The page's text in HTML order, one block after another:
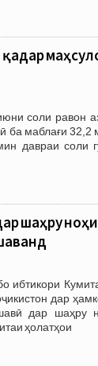
соли равон аз
ба маблағи
давраи соли
шаҳру
дар
дар шаҳру
ҳолатҳои